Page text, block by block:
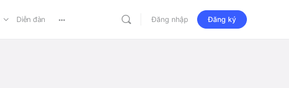
Diễn đàn Đăng nhập Đăng ký